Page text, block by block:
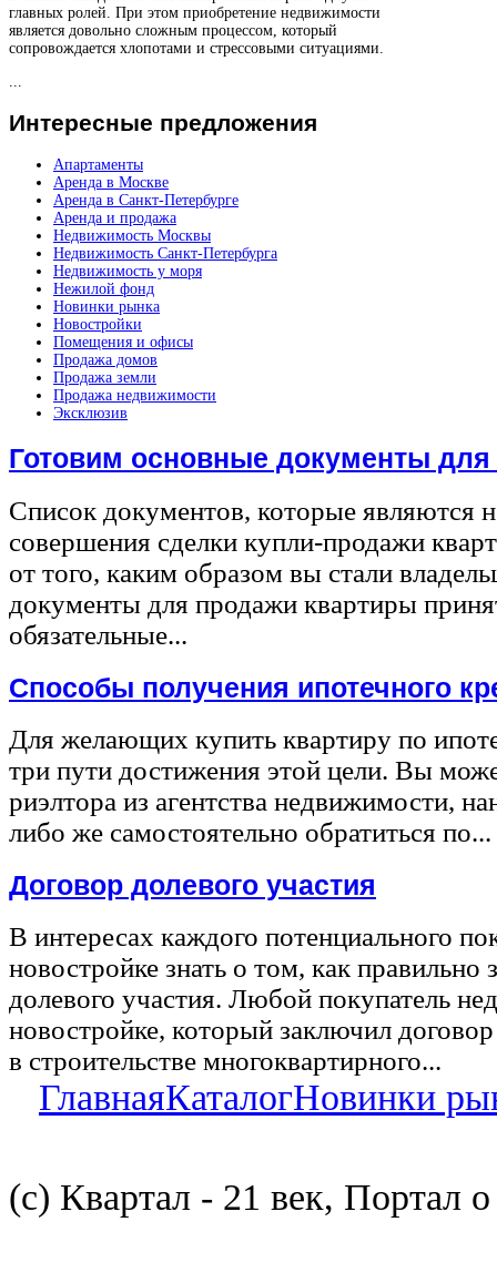
главных ролей. При этом приобретение недвижимости
является довольно сложным процессом, который
сопровождается хлопотами и стрессовыми ситуациями.
Интересные предложения
Апартаменты
Аренда в Москве
Аренда в Санкт-Петербурге
Аренда и продажа
Недвижимость Москвы
Недвижимость Санкт-Петербурга
Недвижимость у моря
Нежилой фонд
Новинки рынка
Новостройки
Помещения и офисы
Продажа домов
Продажа земли
Продажа недвижимости
Эксклюзив
Готовим основные документы
Список документов, которые являются
совершения сделки купли-продажи
от того, каким образом вы стали
документы для продажи квартиры
обязательные...
Способы получения ипотечного
Для желающих купить квартиру по
три пути достижения этой цели. Вы
риэлтора из агентства недвижимости,
либо же самостоятельно обратиться по...
Договор долевого участия
В интересах каждого потенциального
новостройке знать о том, как правильно
долевого участия. Любой покупатель
новостройке, который заключил
в строительстве многоквартирного...
ГлавнаяКаталогНовинки
(с) Квартал - 21 век, Портал